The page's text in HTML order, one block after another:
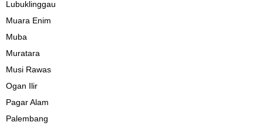
Lubuklinggau
Muara Enim
Muba
Muratara
Musi Rawas
Ogan Ilir
Pagar Alam
Palembang